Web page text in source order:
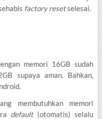
factory resetselesai.
memori 16GB sudah
supaya aman. Bahkan,
membutuhkan memori
default (otomatis) selalu